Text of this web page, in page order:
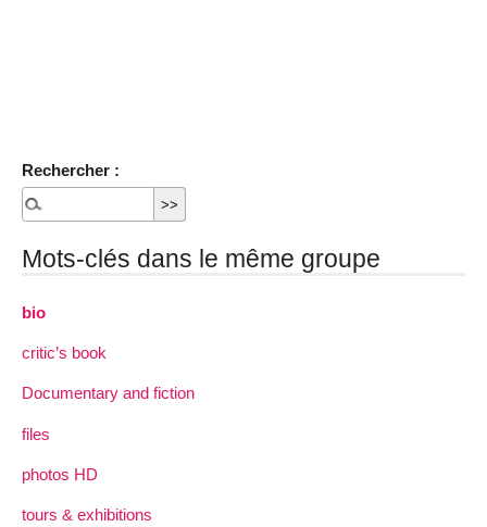
Rechercher :
Mots-clés dans le même groupe
bio
critic’s book
Documentary and fiction
files
photos HD
tours & exhibitions